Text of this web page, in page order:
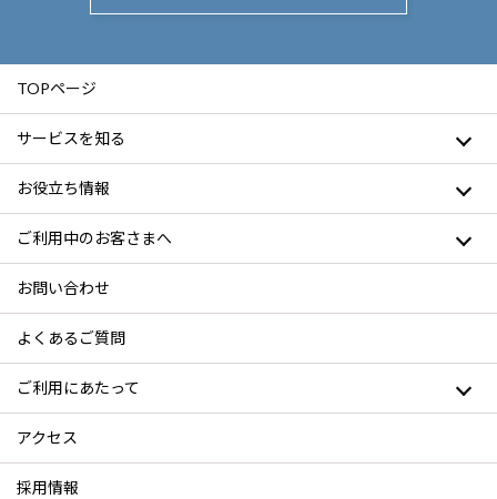
TOPページ
サービスを知る
お役立ち情報
ご利用中のお客さまへ
お問い合わせ
よくあるご質問
ご利用にあたって
アクセス
採用情報